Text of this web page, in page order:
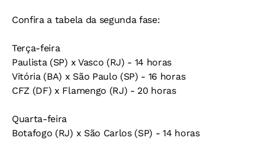
Confira a tabela da segunda fase:
Terça-feira
Paulista (SP) x Vasco (RJ) - 14 horas
Vitória (BA) x São Paulo (SP) - 16 horas
CFZ (DF) x Flamengo (RJ) - 20 horas
Quarta-feira
Botafogo (RJ) x São Carlos (SP) - 14 horas